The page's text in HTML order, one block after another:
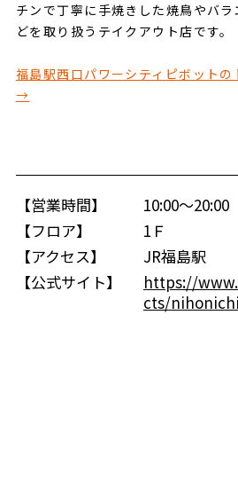
チンで丁寧に手焼きした焼鳥やバ
どを取り扱うテイクアウト店です。
福島駅西口パワーシティピボット
→
【営業時間】
10:00～20:00
【フロア】
1Ｆ
【アクセス】
JR福島駅
【公式サイト】
https://
cts/nihonichi